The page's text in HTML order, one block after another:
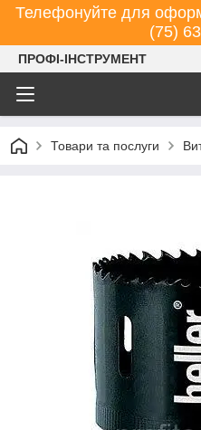
Телефонуйте для
(75)
ПРОФІ-ІНСТРУМЕНТ
Товари та послуги